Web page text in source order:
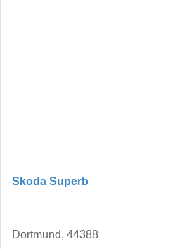
Skoda Superb
Dortmund, 44388